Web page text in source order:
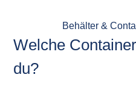
Behälter &
Welche
du?